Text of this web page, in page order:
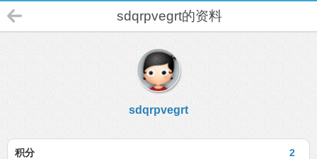
sdqrpvegrt的资料
sdqrpvegrt
2
积分